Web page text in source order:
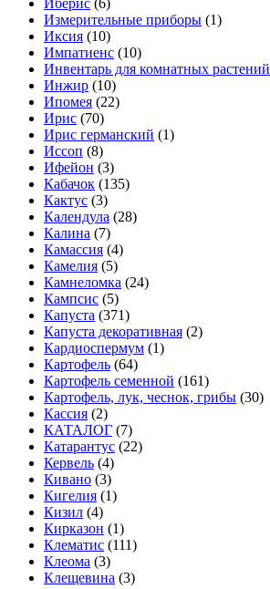
Иберис (6)
Измерительные приборы (1)
Иксия (10)
Импатиенс (10)
Инвентарь для комнатных растений
Инжир (10)
Ипомея (22)
Ирис (70)
Ирис германский (1)
Иссоп (8)
Ифейон (3)
Кабачок (135)
Кактус (3)
Календула (28)
Калина (7)
Камассия (4)
Камелия (5)
Камнеломка (24)
Кампсис (5)
Капуста (371)
Капуста декоративная (2)
Кардиоспермум (1)
Картофель (64)
Картофель семенной (161)
Картофель, лук, чеснок, грибы (30)
Кассия (2)
КАТАЛОГ (7)
Катарантус (22)
Кервель (4)
Кивано (3)
Кигелия (1)
Кизил (4)
Кирказон (1)
Клематис (111)
Клеома (3)
Клещевина (3)